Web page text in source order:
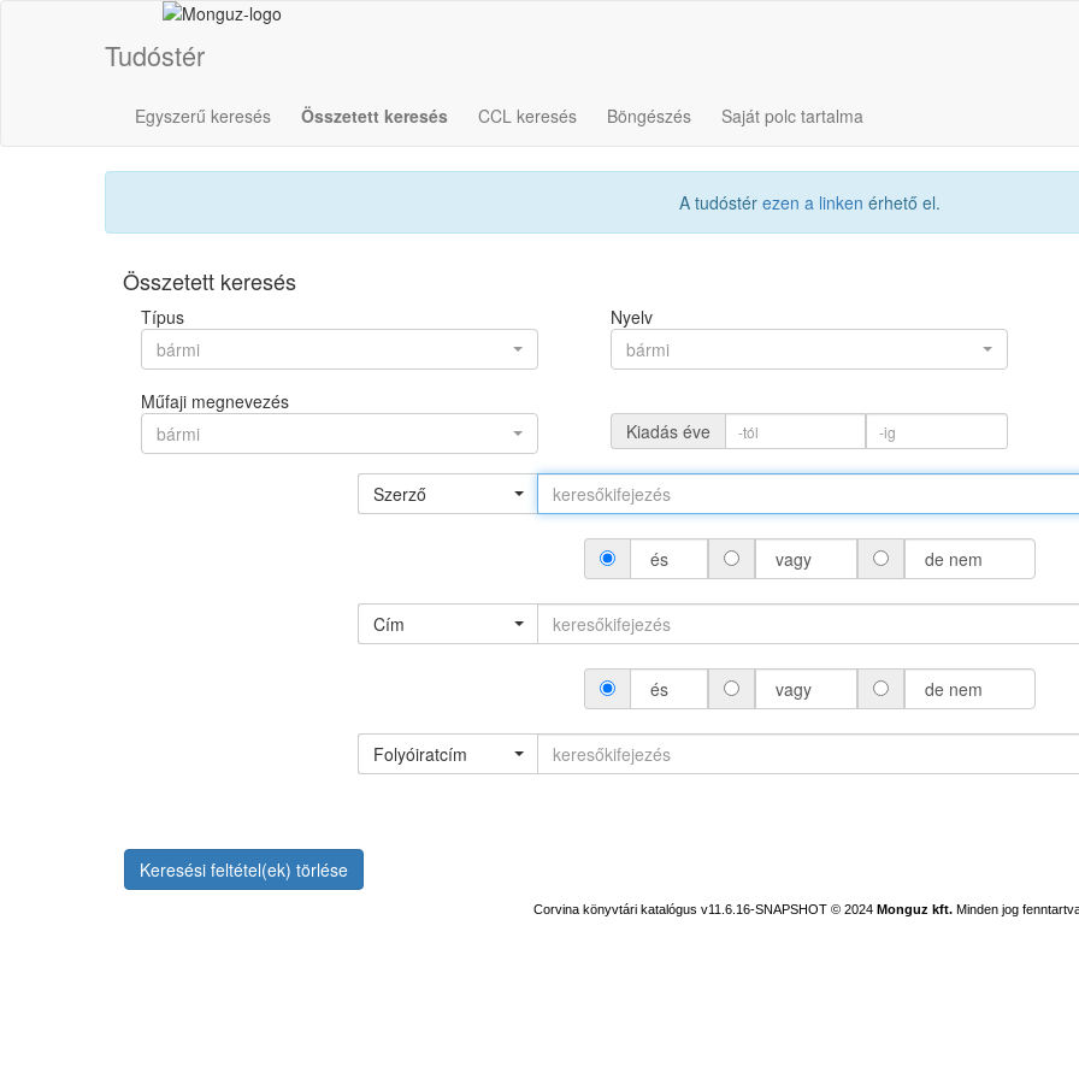
Tudóstér
Egyszerű keresés Összetett keresés CCL keresés Böngészés Saját polc tartalma
A tudóstér ezen a linken érhető el.
Összetett keresés
Típus
bármi
Nyelv
bármi
Műfaji megnevezés
bármi
Kiadás éve
Szerző
és vagy de nem
Cím
és vagy de nem
Folyóiratcím
Keresési feltétel(ek) törlése
Corvina könyvtári katalógus v11.6.16-SNAPSHOT © 2024 Monguz kft. Minden jog